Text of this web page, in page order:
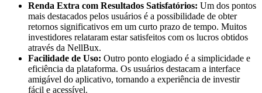
Renda Extra com Resultados Satisfatórios: Um dos pontos
mais destacados pelos usuários é a possibilidade de obter
retornos significativos em um curto prazo de tempo. Muitos
investidores relataram estar satisfeitos com os lucros obtidos
através da NellBux.
Facilidade de Uso: Outro ponto elogiado é a simplicidade e
eficiência da plataforma. Os usuários destacam a interface
amigável do aplicativo, tornando a experiência de investir
fácil e acessível.